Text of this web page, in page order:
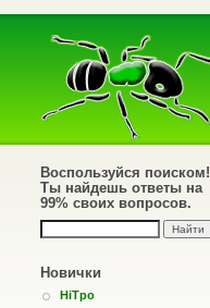
Воспользуйся поиском!
Ты найдешь ответы на
99% своих вопросов.
Новички
HiTpo